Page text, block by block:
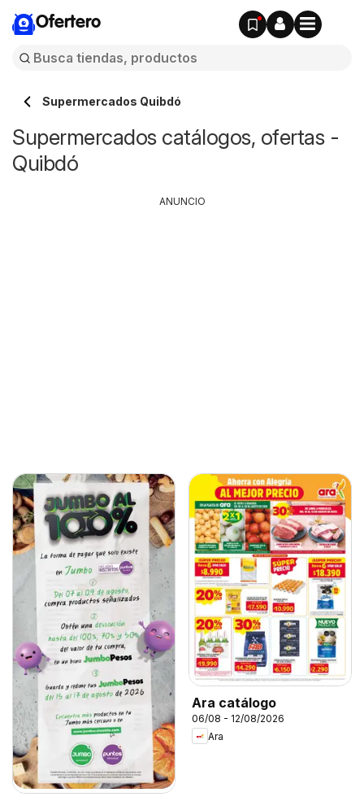
Ofertero
Supermercados Quibdó
Supermercados catálogos, ofertas -
Quibdó
Ara catálogo
06/08 - 12/08/2026
Ara
ANUNCIO